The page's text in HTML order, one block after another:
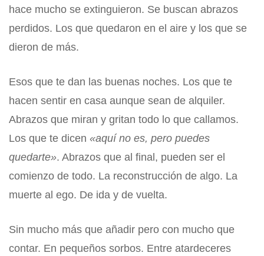
hace mucho se extinguieron. Se buscan abrazos
perdidos. Los que quedaron en el aire y los que se
dieron de más.
Esos que te dan las buenas noches. Los que te
hacen sentir en casa aunque sean de alquiler.
Abrazos que miran y gritan todo lo que callamos.
Los que te dicen «aquí no es, pero puedes
quedarte». Abrazos que al final, pueden ser el
comienzo de todo. La reconstrucción de algo. La
muerte al ego. De ida y de vuelta.
Sin mucho más que añadir pero con mucho que
contar. En pequeños sorbos. Entre atardeceres